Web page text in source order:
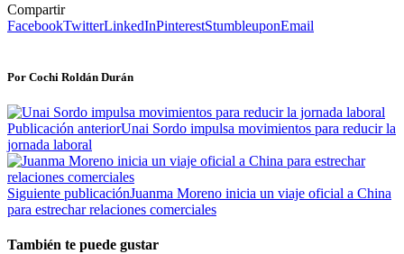
Compartir
FacebookTwitterLinkedInPinterestStumbleuponEmail
Por Cochi Roldán Durán
Publicación anteriorUnai Sordo impulsa movimientos para reducir la
jornada laboral
Siguiente publicaciónJuanma Moreno inicia un viaje oficial a China
para estrechar relaciones comerciales
También te puede gustar